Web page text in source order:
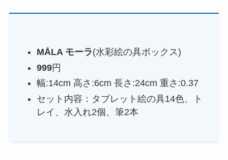
MÅLA モーラ(水彩絵の具ボックス)
999円
幅:14cm 高さ:6cm 長さ:24cm 重さ:0.37
セット内容：タブレット絵の具14色、ト
レイ、水入れ2個、筆2本